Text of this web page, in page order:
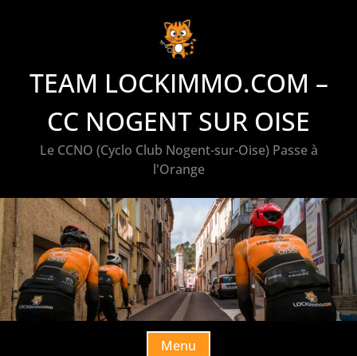
TEAM LOCKIMMO.COM –
CC NOGENT SUR OISE
Le CCNO (Cyclo Club Nogent-sur-Oise) Passe à
l'Orange
Menu